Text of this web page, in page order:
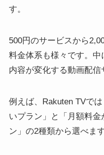
す。
500円のサービスから
料金体系も様々です。
内容が変化する動画配信
例えば、Rakuten TVで
いプラン」と「月額料
ン」の2種類から選べます